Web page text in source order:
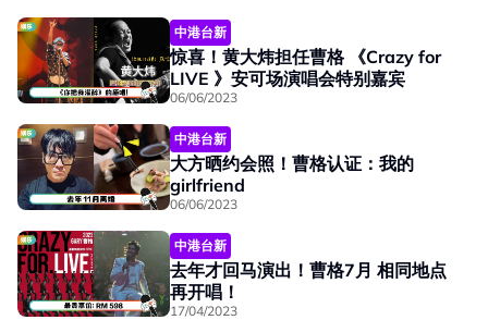
中港台新
惊喜！黄大炜担任曹格 《Crazy for
LIVE 》安可场演唱会特别嘉宾
06/06/2023
中港台新
大方晒约会照！曹格认证：我的
girlfriend
06/06/2023
中港台新
去年才回马演出！曹格7月 相同地点
再开唱！
17/04/2023